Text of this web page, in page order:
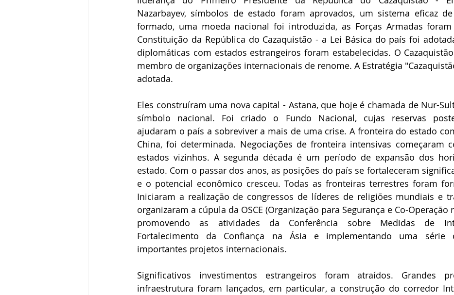
Nazarbayev, símbolos de estado foram aprovados, um sistema eficaz
formado, uma moeda nacional foi introduzida, as Forças Armadas
Constituição da República do Cazaquistão - a Lei Básica do país foi
diplomáticas com estados estrangeiros foram estabelecidas. O
membro de organizações internacionais de renome. A Estratégia
adotada.
Eles construíram uma nova capital - Astana, que hoje é chamada de Nur-
símbolo nacional. Foi criado o Fundo Nacional, cujas reservas
ajudaram o país a sobreviver a mais de uma crise. A fronteira do estado
China, foi determinada. Negociações de fronteira intensivas começaram
estados vizinhos. A segunda década é um período de expansão dos
estado. Com o passar dos anos, as posições do país se fortaleceram
e o potencial econômico cresceu. Todas as fronteiras terrestres foram
Iniciaram a realização de congressos de líderes de religiões mundiais e
organizaram a cúpula da OSCE (Organização para Segurança e Co-Operação
promovendo as atividades da Conferência sobre Medidas de
Fortalecimento da Confiança na Ásia e implementando uma série
importantes projetos internacionais.
Significativos investimentos estrangeiros foram atraídos. Grandes
infraestrutura foram lançados, em particular, a construção do corredor